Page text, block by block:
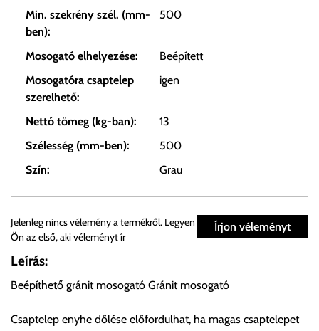
Min. szekrény szél. (mm-
ben):
500
Mosogató elhelyezése:
Beépített
Mosogatóra csaptelep
szerelhető:
igen
Nettó tömeg (kg-ban):
13
Szélesség (mm-ben):
500
Szín:
Grau
Személyes átvétel:
Önnek lehetősége van rendelését a beérkezést követően
előre egyeztetett időpontban.
Cím:1133 Budapest, Váci út 100.
Írjon véleményt
Jelenleg nincs vélemény a termékről. Legyen
Ön az első, aki véleményt ír
Leírás:
Beépíthető gránit mosogató Gránit mosogató
Csaptelep enyhe dőlése előfordulhat, ha magas csaptelepet